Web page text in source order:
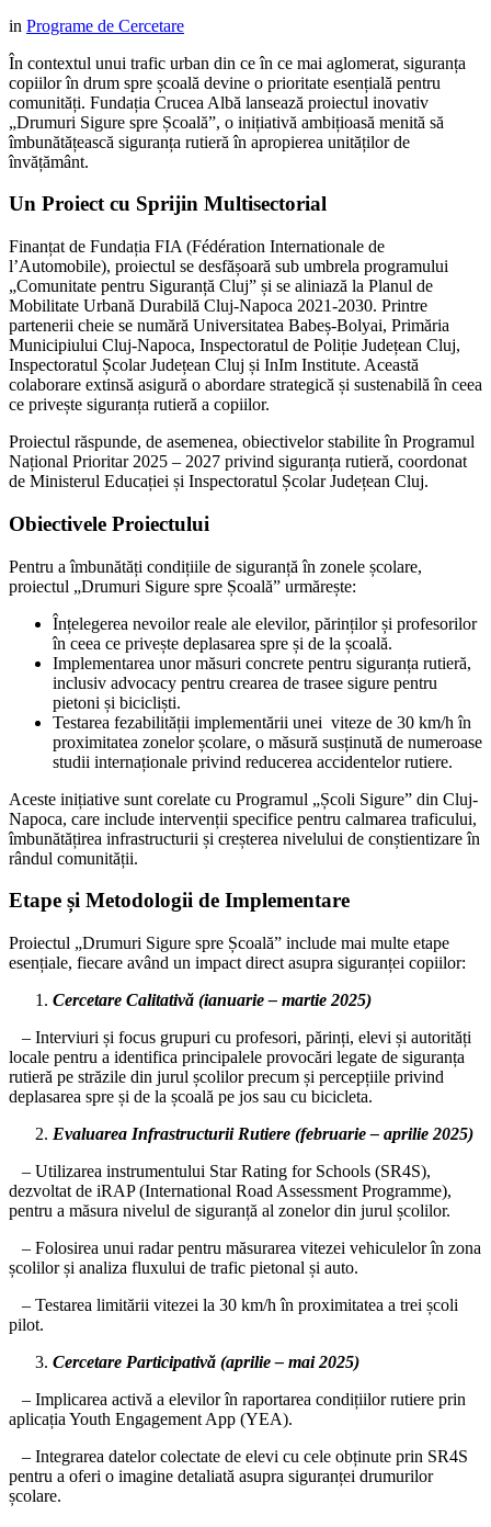
in Programe de Cercetare
În contextul unui trafic urban din ce în ce mai aglomerat, siguranța
copiilor în drum spre școală devine o prioritate esențială pentru
comunități. Fundația Crucea Albă lansează proiectul inovativ
„Drumuri Sigure spre Școală”, o inițiativă ambițioasă menită să
îmbunătățească siguranța rutieră în apropierea unităților de
învățământ.
Un Proiect cu Sprijin Multisectorial
Finanțat de Fundația FIA (Fédération Internationale de
l’Automobile), proiectul se desfășoară sub umbrela programului
„Comunitate pentru Siguranță Cluj” și se aliniază la Planul de
Mobilitate Urbană Durabilă Cluj-Napoca 2021-2030. Printre
partenerii cheie se numără Universitatea Babeș-Bolyai, Primăria
Municipiului Cluj-Napoca, Inspectoratul de Poliție Județean Cluj,
Inspectoratul Școlar Județean Cluj și InIm Institute. Această
colaborare extinsă asigură o abordare strategică și sustenabilă în ceea
ce privește siguranța rutieră a copiilor.
Proiectul răspunde, de asemenea, obiectivelor stabilite în Programul
Național Prioritar 2025 – 2027 privind siguranța rutieră, coordonat
de Ministerul Educației și Inspectoratul Școlar Județean Cluj.
Obiectivele Proiectului
Pentru a îmbunătăți condițiile de siguranță în zonele școlare,
proiectul „Drumuri Sigure spre Școală” urmărește:
Înțelegerea nevoilor reale ale elevilor, părinților și profesorilor
în ceea ce privește deplasarea spre și de la școală.
Implementarea unor măsuri concrete pentru siguranța rutieră,
inclusiv advocacy pentru crearea de trasee sigure pentru
pietoni și bicicliști.
Testarea fezabilității implementării unei viteze de 30 km/h în
proximitatea zonelor școlare, o măsură susținută de numeroase
studii internaționale privind reducerea accidentelor rutiere.
Aceste inițiative sunt corelate cu Programul „Școli Sigure” din Cluj-
Napoca, care include intervenții specifice pentru calmarea traficului,
îmbunătățirea infrastructurii și creșterea nivelului de conștientizare în
rândul comunității.
Etape și Metodologii de Implementare
Proiectul „Drumuri Sigure spre Școală” include mai multe etape
esențiale, fiecare având un impact direct asupra siguranței copiilor:
Cercetare Calitativă (ianuarie – martie 2025)
– Interviuri și focus grupuri cu profesori, părinți, elevi și autorități
locale pentru a identifica principalele provocări legate de siguranța
rutieră pe străzile din jurul școlilor precum și percepțiile privind
deplasarea spre și de la școală pe jos sau cu bicicleta.
Evaluarea Infrastructurii Rutiere (februarie – aprilie 2025)
– Utilizarea instrumentului Star Rating for Schools (SR4S),
dezvoltat de iRAP (International Road Assessment Programme),
pentru a măsura nivelul de siguranță al zonelor din jurul școlilor.
– Folosirea unui radar pentru măsurarea vitezei vehiculelor în zona
școlilor și analiza fluxului de trafic pietonal și auto.
– Testarea limitării vitezei la 30 km/h în proximitatea a trei școli
pilot.
Cercetare Participativă (aprilie – mai 2025)
– Implicarea activă a elevilor în raportarea condițiilor rutiere prin
aplicația Youth Engagement App (YEA).
– Integrarea datelor colectate de elevi cu cele obținute prin SR4S
pentru a oferi o imagine detaliată asupra siguranței drumurilor
școlare.